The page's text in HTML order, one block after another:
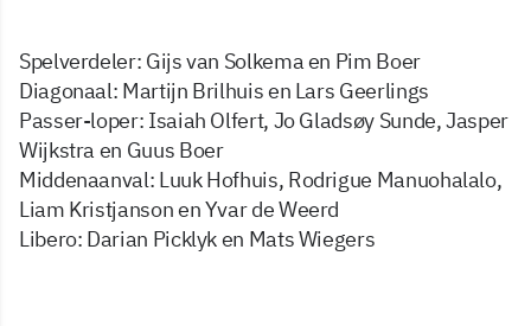
Spelverdeler: Gijs van Solkema en Pim Boer
Diagonaal: Martijn Brilhuis en Lars Geerlings
Passer-loper: Isaiah Olfert, Jo Gladsøy Sunde, Jasper
Wijkstra en Guus Boer
Middenaanval: Luuk Hofhuis, Rodrigue Manuohalalo,
Liam Kristjanson en Yvar de Weerd
Libero: Darian Picklyk en Mats Wiegers